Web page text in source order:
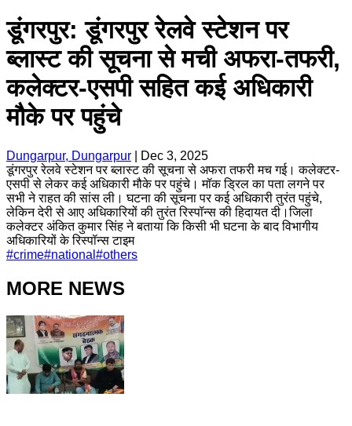
डूंगरपुर: डूंगरपुर रेलवे स्टेशन पर
ब्लास्ट की सूचना से मची अफरा-तफरी,
कलेक्टर-एसपी सहित कई अधिकारी
मौके पर पहुंचे
Dungarpur, Dungarpur
Dec 3, 2025
डूंगरपुर रेलवे स्टेशन पर ब्लास्ट की सूचना से अफरा तफरी मच गई। कलेक्टर-
एसपी से लेकर कई अधिकारी मौके पर पहुंचे। मॉक ड्रिल का पता लगने पर
सभी ने राहत की सांस ली। घटना की सूचना पर कई अधिकारी तुरंत पहुंचे,
लेकिन देरी से आए अधिकारियों की तुरंत रिस्पॉन्स की हिदायत दी।जिला
कलेक्टर अंकित कुमार सिंह ने बताया कि किसी भी घटना के बाद विभागीय
अधिकारियों के रिस्पॉन्स टाइम
#crime#national #others
MORE NEWS